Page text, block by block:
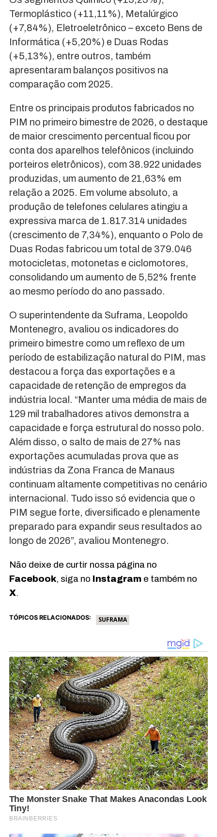
Termoplástico (+11,11%), Metalúrgico
(+7,84%), Eletroeletrônico – exceto Bens de
Informática (+5,20%) e Duas Rodas
(+5,13%), entre outros, também
apresentaram balanços positivos na
comparação com 2025.
Entre os principais produtos fabricados no
PIM no primeiro bimestre de 2026, o destaque
de maior crescimento percentual ficou por
conta dos aparelhos telefônicos (incluindo
porteiros eletrônicos), com 38.922 unidades
produzidas, um aumento de 21,63% em
relação a 2025. Em volume absoluto, a
produção de telefones celulares atingiu a
expressiva marca de 1.817.314 unidades
(crescimento de 7,34%), enquanto o Polo de
Duas Rodas fabricou um total de 379.046
motocicletas, motonetas e ciclomotores,
consolidando um aumento de 5,52% frente
ao mesmo período do ano passado.
O superintendente da Suframa, Leopoldo
Montenegro, avaliou os indicadores do
primeiro bimestre como um reflexo de um
período de estabilização natural do PIM, mas
destacou a força das exportações e a
capacidade de retenção de empregos da
indústria local. “Manter uma média de mais de
129 mil trabalhadores ativos demonstra a
capacidade e força estrutural do nosso polo.
Além disso, o salto de mais de 27% nas
exportações acumuladas prova que as
indústrias da Zona Franca de Manaus
continuam altamente competitivas no cenário
internacional. Tudo isso só evidencia que o
PIM segue forte, diversificado e plenamente
preparado para expandir seus resultados ao
longo de 2026”, avaliou Montenegro.
Não deixe de curtir nossa página no
Facebook, siga no Instagrame também no
X.
TÓPICOS RELACIONADOS: SUFRAMA